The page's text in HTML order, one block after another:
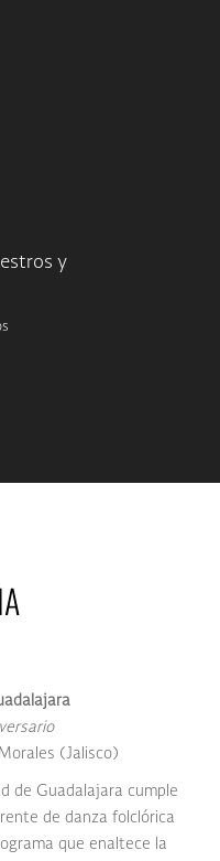
y
(Jalisco)
de Guadalajara cumple
de danza folclórica
que enaltece la